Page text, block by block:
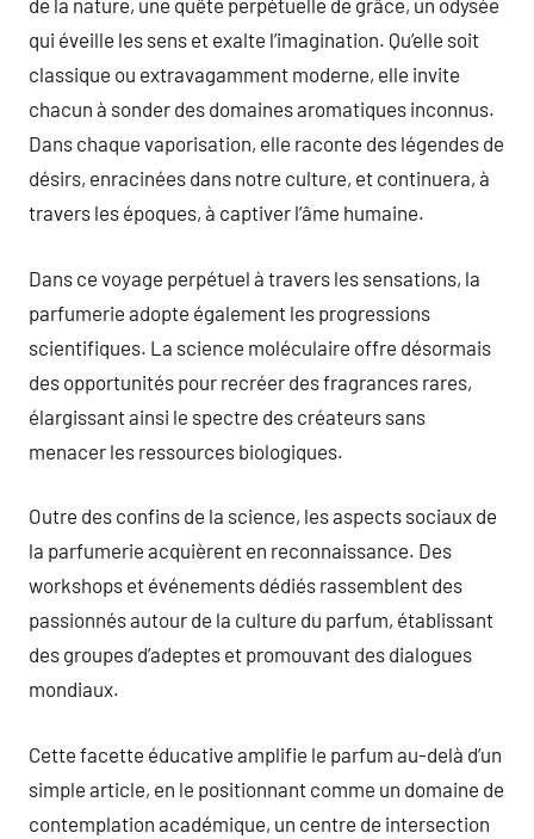
de la nature, une quête perpétuelle de grâce, un odysée
qui éveille les sens et exalte l’imagination. Qu’elle soit
classique ou extravagamment moderne, elle invite
chacun à sonder des domaines aromatiques inconnus.
Dans chaque vaporisation, elle raconte des légendes de
désirs, enracinées dans notre culture, et continuera, à
travers les époques, à captiver l’âme humaine.
Dans ce voyage perpétuel à travers les sensations, la
parfumerie adopte également les progressions
scientifiques. La science moléculaire offre désormais
des opportunités pour recréer des fragrances rares,
élargissant ainsi le spectre des créateurs sans
menacer les ressources biologiques.
Outre des confins de la science, les aspects sociaux de
la parfumerie acquièrent en reconnaissance. Des
workshops et événements dédiés rassemblent des
passionnés autour de la culture du parfum, établissant
des groupes d’adeptes et promouvant des dialogues
mondiaux.
Cette facette éducative amplifie le parfum au-delà d’un
simple article, en le positionnant comme un domaine de
contemplation académique, un centre de intersection